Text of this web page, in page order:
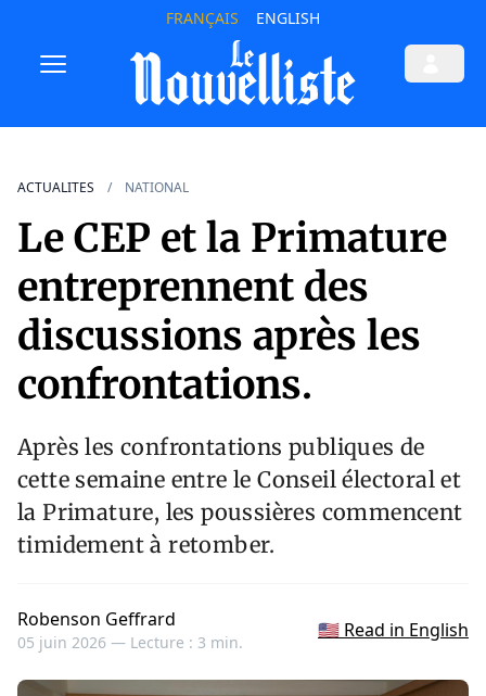
FRANÇAIS ENGLISH
ACTUALITES NATIONAL
Le CEP et la Primature
entreprennent des
discussions après les
confrontations.
Après les confrontations publiques de
cette semaine entre le Conseil électoral et
la Primature, les poussières commencent
timidement à retomber.
Robenson Geffrard
05 juin 2026 — Lecture : 3 min.
🇺🇸 Read in English